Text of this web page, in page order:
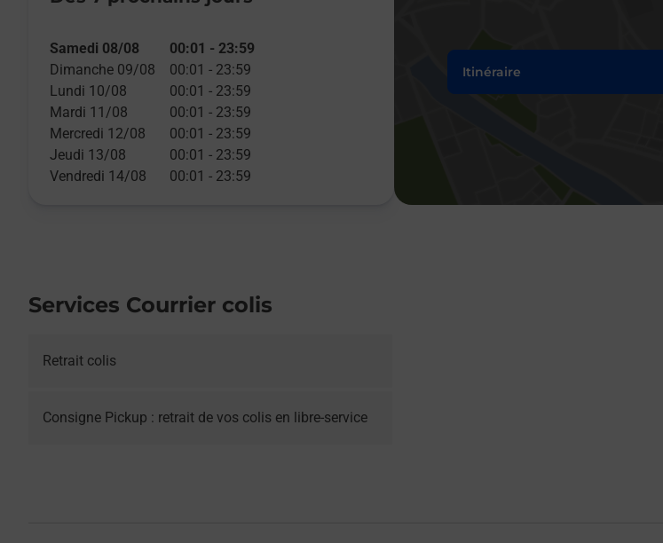
Samedi 08/08 00:01 - 23:59
Dimanche 09/08
00:01 - 23:59
Lundi 10/08
00:01 - 23:59
Mardi 11/08
00:01 - 23:59
Mercredi 12/08
00:01 - 23:59
Jeudi 13/08
00:01 - 23:59
Vendredi 14/08
00:01 - 23:59
Itinéraire
Services Courrier colis
Retrait colis
Consigne Pickup : retrait de vos colis en libre-service